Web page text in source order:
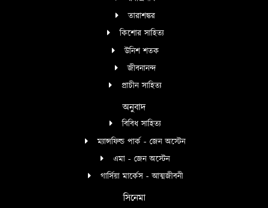
তারাশঙ্কর
কিশোর সাহিত্য
উনিশ শতক
জীবনানন্দ
প্রাচীন সাহিত্য
অনুবাদ
বিবিধ সাহিত্য
ম্যান্সফিল্ড পার্ক - জেন অস্টেন
এমা - জেন অস্টেন
গার্সিয়া মার্কেস - আত্মজীবনী
সিনেমা